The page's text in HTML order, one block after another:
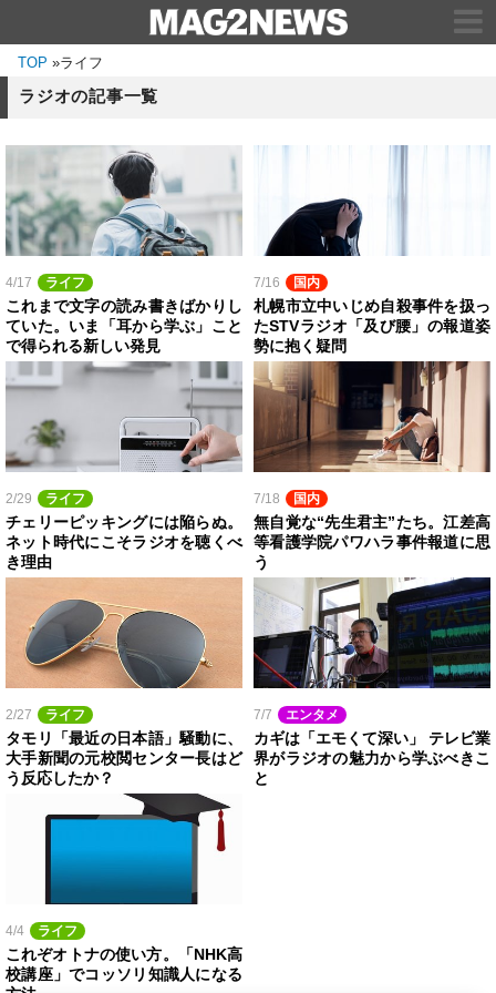
TOP »ライフ
ラジオの記事一覧
4/17 ライフ
これまで文字の読み書きばかりし
ていた。いま「耳から学ぶ」こと
で得られる新しい発見
7/16 国内
札幌市立中いじめ自殺事件を扱っ
たSTVラジオ「及び腰」の報道姿
勢に抱く疑問
2/29 ライフ
チェリーピッキングには陥らぬ。
ネット時代にこそラジオを聴くべ
き理由
7/18 国内
無自覚な“先生君主”たち。江差高
等看護学院パワハラ事件報道に思
う
2/27 ライフ
タモリ「最近の日本語」騒動に、
大手新聞の元校閲センター長はど
う反応したか？
7/7 エンタメ
カギは「エモくて深い」 テレビ業
界がラジオの魅力から学ぶべきこ
と
4/4 ライフ
これぞオトナの使い方。「NHK高
校講座」でコッソリ知識人になる